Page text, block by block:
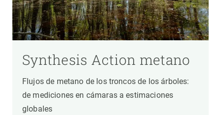
Synthesis Action metano
Flujos de metano de los troncos de los árboles:
de mediciones en cámaras a estimaciones
globales